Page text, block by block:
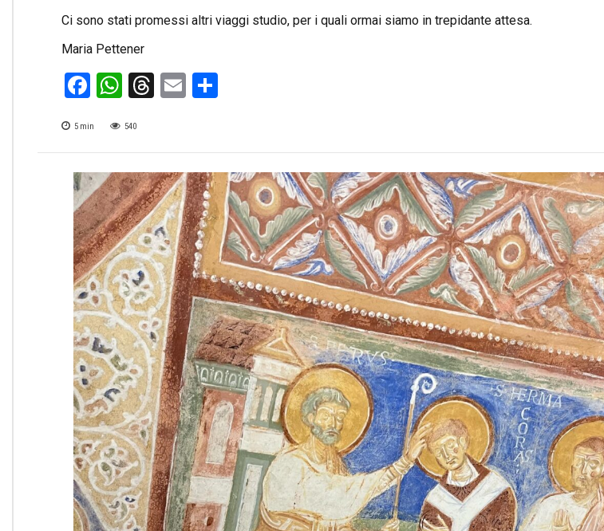
Ci sono stati promessi altri viaggi studio, per i quali ormai siamo in trepidante attesa.
Maria Pettener
Facebook
WhatsApp
Threads
Email
5 min 540